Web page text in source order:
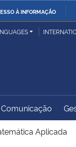
À INFORMAÇÃO
Relações
Geral da
Comunicação
Aplicada